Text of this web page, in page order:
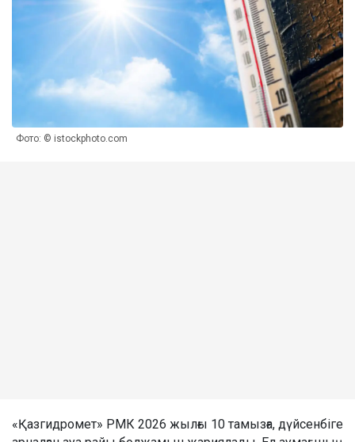
Фото: © istockphoto.com
«Қазгидромет» РМК 2026 жылғы 10 тамызға, дүйсенбіге